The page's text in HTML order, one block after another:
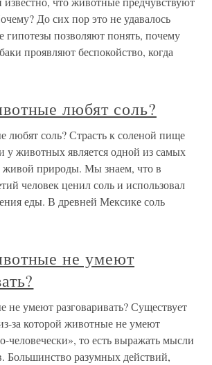
До сих пор это не удавалось
гипотезы позволяют понять, почему
проявляют беспокойство, когда
любят соль?
соль? Страсть к соленой пище
у животных является одной из самых
живой природы. Мы знаем, что в
человек ценил соль и использовал
еды. В древней Мексике соль
не умеют
умеют разговаривать? Существует
за которой животные не умеют
человечески», то есть выражать мысли
Большинство разумных действий,